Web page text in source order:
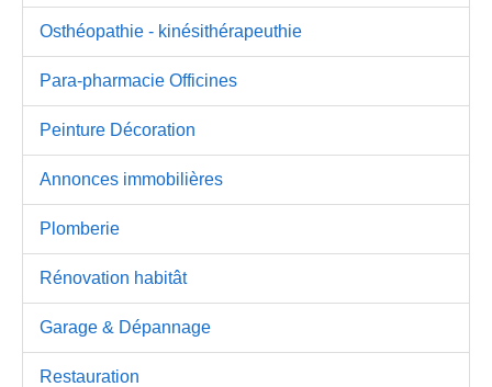
Osthéopathie - kinésithérapeuthie
Para-pharmacie Officines
Peinture Décoration
Annonces immobilières
Plomberie
Rénovation habitât
Garage & Dépannage
Restauration